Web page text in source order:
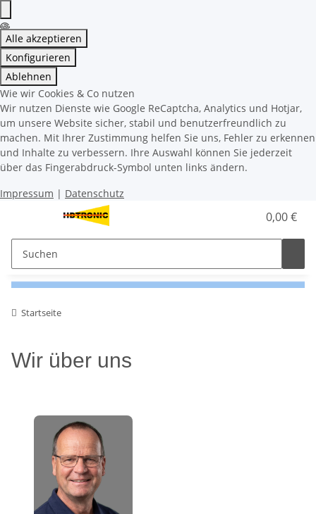
Alle akzeptieren
Konfigurieren
Ablehnen
Wie wir Cookies & Co nutzen
Wir nutzen Dienste wie Google ReCaptcha, Analytics und Hotjar,
um unsere Website sicher, stabil und benutzerfreundlich zu
machen. Mit Ihrer Zustimmung helfen Sie uns, Fehler zu erkennen
und Inhalte zu verbessern. Ihre Auswahl können Sie jederzeit
über das Fingerabdruck-Symbol unten links ändern.
Impressum | Datenschutz
0,00 €
Startseite
Wir über uns